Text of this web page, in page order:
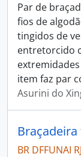
Par de
fios de
tingidos de
entretorcido
item faz par
Asurini do
BR DFFUNAI